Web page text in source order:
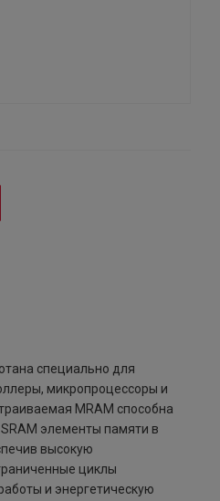
специально для
микропроцессоры и
MRAM способна
SRAM элементы памяти в
высокую
циклы
и энергетическую